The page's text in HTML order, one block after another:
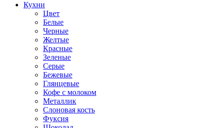
Кухни
Цвет
Белые
Черные
Желтые
Красные
Зеленые
Серые
Бежевые
Глянцевые
Кофе с молоком
Металлик
Слоновая кость
Фуксия